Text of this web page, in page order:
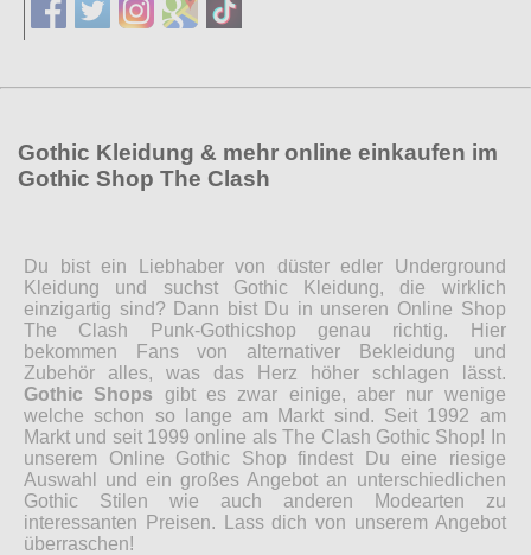
Gothic Kleidung & mehr online einkaufen im
Gothic Shop The Clash
Du bist ein Liebhaber von düster edler Underground
Kleidung und suchst Gothic Kleidung, die wirklich
einzigartig sind? Dann bist Du in unseren Online Shop
The Clash Punk-Gothicshop genau richtig. Hier
bekommen Fans von alternativer Bekleidung und
Zubehör alles, was das Herz höher schlagen lässt.
Gothic Shops gibt es zwar einige, aber nur wenige
welche schon so lange am Markt sind. Seit 1992 am
Markt und seit 1999 online als The Clash Gothic Shop! In
unserem Online Gothic Shop findest Du eine riesige
Auswahl und ein großes Angebot an unterschiedlichen
Gothic Stilen wie auch anderen Modearten zu
interessanten Preisen. Lass dich von unserem Angebot
überraschen!